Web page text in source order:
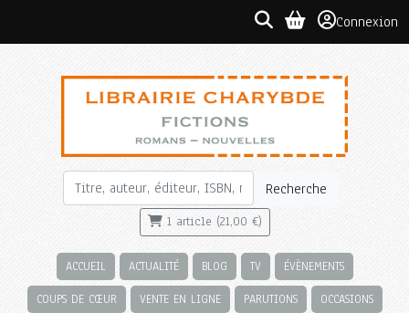
Connexion
Recherche
1 article (21,00 €)
ACCUEIL ACTUALITÉ BLOG TV ÉVÈNEMENTS
COUPS DE CŒUR VENTE EN LIGNE PARUTIONS OCCASIONS